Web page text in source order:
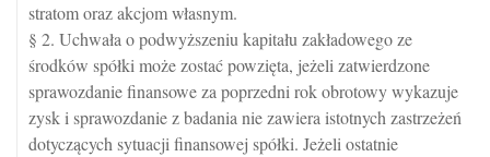
stratom oraz akcjom własnym.
§ 2. Uchwała o podwyższeniu kapitału zakładowego ze
środków spółki może zostać powzięta, jeżeli zatwierdzone
sprawozdanie finansowe za poprzedni rok obrotowy wykazuje
zysk i sprawozdanie z badania nie zawiera istotnych zastrzeżeń
dotyczących sytuacji finansowej spółki. Jeżeli ostatnie